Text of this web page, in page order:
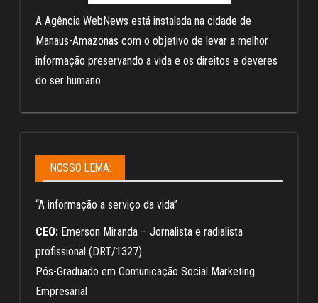
A Agência WebNews está instalada na cidade de
Manaus-Amazonas com o objetivo de levar a melhor
informação preservando a vida e os direitos e deveres
do ser humano.
NOSSO LEMA:
“A informação a serviço da vida”
CEO: Emerson Miranda – Jornalista e radialista
profissional (DRT/1327)
Pós-Graduado em Comunicação Social Marketing
Empresarial